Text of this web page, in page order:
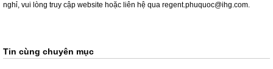
nghỉ, vui lòng truy cập website hoặc liên hệ qua regent.phuquoc@ihg.com.
Tin cùng chuyên mục